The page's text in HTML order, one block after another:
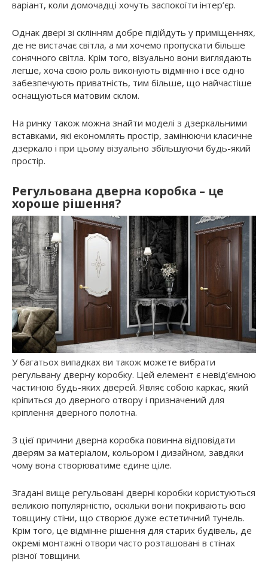
варіант, коли домочадці хочуть заспокоїти інтер’єр.
Однак двері зі склінням добре підійдуть у приміщеннях,
де не вистачає світла, а ми хочемо пропускати більше
сонячного світла. Крім того, візуально вони виглядають
легше, хоча свою роль виконують відмінно і все одно
забезпечують приватність, тим більше, що найчастіше
оснащуються матовим склом.
На ринку також можна знайти моделі з дзеркальними
вставками, які економлять простір, замінюючи класичне
дзеркало і при цьому візуально збільшуючи будь-який
простір.
Регульована дверна коробка – це
хороше рішення?
У багатьох випадках ви також можете вибрати
регульвану дверну коробку. Цей елемент є невід’ємною
частиною будь-яких дверей. Являє собою каркас, який
кріпиться до дверного отвору і призначений для
кріплення дверного полотна.
З цієї причини дверна коробка повинна відповідати
дверям за матеріалом, кольором і дизайном, завдяки
чому вона створюватиме єдине ціле.
Згадані вище регульовані дверні коробки користуються
великою популярністю, оскільки вони покривають всю
товщину стіни, що створює дуже естетичний тунель.
Крім того, це відмінне рішення для старих будівель, де
окремі монтажні отвори часто розташовані в стінах
різної товщини.